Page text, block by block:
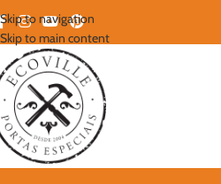
Skip to navigation
Skip to main content